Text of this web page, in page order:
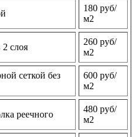
180 руб/
м2
слоя
260 руб/
м2
сеткой без
600 руб/
м2
реечного
480 руб/
м2